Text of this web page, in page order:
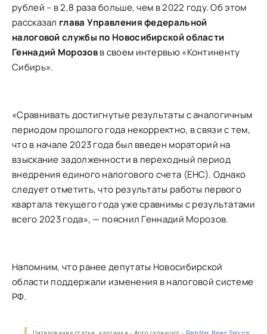
рублей – в 2,8 раза больше, чем в 2022 году. Об этом
рассказал глава Управления федеральной
налоговой службы по Новосибирской области
Геннадий Морозовв своем интервью «Континенту
Сибирь».
«Сравнивать достигнутые результаты с аналогичным
периодом прошлого года некорректно, в связи с тем,
что в начале 2023 года был введен мораторий на
взыскание задолженности в переходный период
внедрения единого налогового счета (ЕНС). Однако
следует отметить, что результаты работы первого
квартала текущего года уже сравнимы с результатами
всего 2023 года», — пояснил Геннадий Морозов.
Напомним, что ранее депутаты Новосибирской
области поддержали изменения в налоговой системе
РФ.